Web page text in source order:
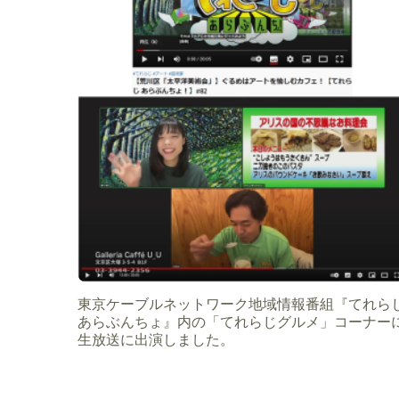
東京ケーブルネットワーク地域情報番組『てれら
あらぶんちょ』内の「てれらじグルメ」コーナー
生放送に出演しました。